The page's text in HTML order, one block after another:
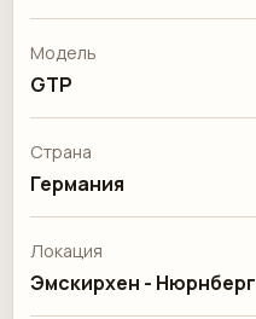
Модель
GTP
Страна
Германия
Локация
Эмскирхен - Нюрнберг